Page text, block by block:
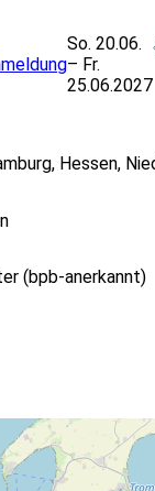
So. 20.06.
– Fr.
25.06.2027
, Hessen,
(bpb-anerkannt)